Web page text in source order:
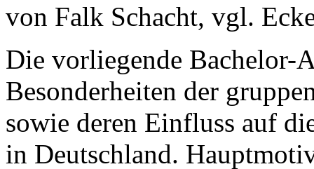
von Falk Schacht, vgl.
Die vorliegende Bachelor-
Besonderheiten der
sowie deren Einfluss auf
in Deutschland.